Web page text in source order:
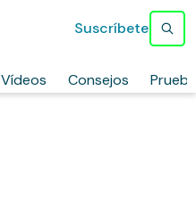
Vídeos Consejos
Suscríbete